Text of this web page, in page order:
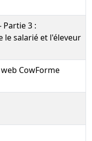
Partie 3 :
le salarié et l'éleveur
CowForme